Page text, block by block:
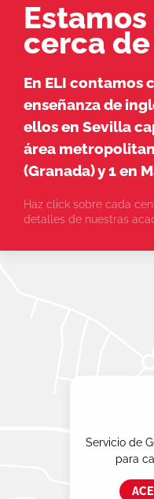
cerca
En ELI contamos
enseñanza de
ellos en Sevilla
área
(Granada) y 1 en
Haz click sobre cada
detalles de nuestras
Servicio de
para